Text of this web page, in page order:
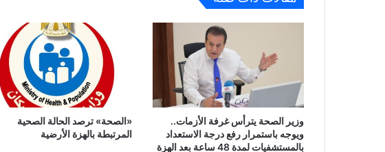
وزير الصحة يترأس غرفة الأزمات..
ويوجه باستمرار رفع درجة الاستعداد
بالمستشفيات لمدة 48 ساعة بعد الهزة
«الصحة» ترصد الحالة الصحية
المرتبطة بالهزة الأرضية